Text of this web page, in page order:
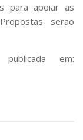
para apoiar as
serão
em: